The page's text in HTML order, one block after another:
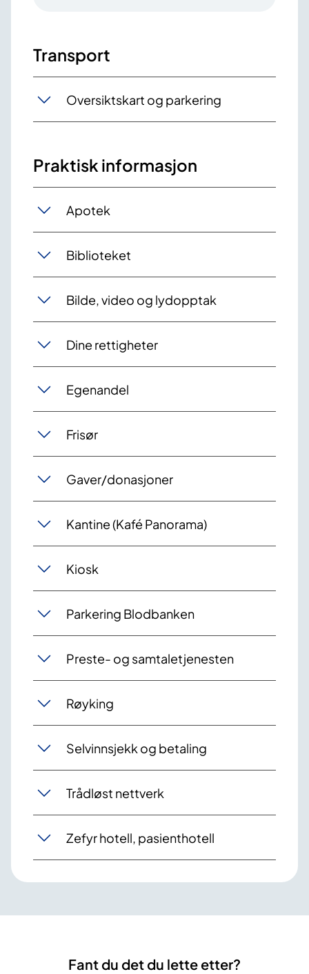
Transport
Oversiktskart og parkering
Praktisk informasjon
Apotek
Biblioteket
Bilde, video og lydopptak
Dine rettigheter
Egenandel
Frisør
Gaver/donasjoner
Kantine (Kafé Panorama)
Kiosk
Parkering Blodbanken
Preste- og samtaletjenesten
Røyking
Selvinnsjekk og betaling
Trådløst nettverk
Zefyr hotell, pasienthotell
Fant du det du lette etter?